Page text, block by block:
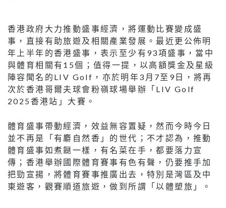
香港政府大力推動盛事經濟，將運動比賽變成盛
事，直接有助旅遊及相關產業發展。最近更公佈明
年上半年的香港盛事，表示至少有93項盛事，當中
與體育相關有15個；值得一提，以高額獎金及星級
陣容聞名的LIV Golf，亦於明年3月7至9日，將再
次於香港哥爾夫球會粉嶺球場舉辦「LIV Golf
2025香港站」大賽。
體育盛事帶動經濟，效益無容置疑，然而今時今日
並不再是「有麝自然香」的世代；不才認為，推動
體育盛事如煮餸一樣，有名菜在手，都要落力宣
傳；香港舉辦國際體育賽事有色有聲，仍要推手加
把勁宣揚，將體育賽事推廣出去，特別是灣區及中
東遊客，觀賽順道旅遊，做到所謂「以體塑旅」。